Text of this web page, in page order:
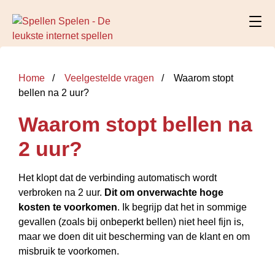
Home Veelgestelde vragen
Waarom stopt
bellen na 2 uur?
Waarom stopt bellen na
2 uur?
Het klopt dat de verbinding automatisch wordt
verbroken na 2 uur. Dit om onverwachte hoge
kosten te voorkomen. Ik begrijp dat het in sommige
gevallen (zoals bij onbeperkt bellen) niet heel fijn is,
maar we doen dit uit bescherming van de klant en om
misbruik te voorkomen.